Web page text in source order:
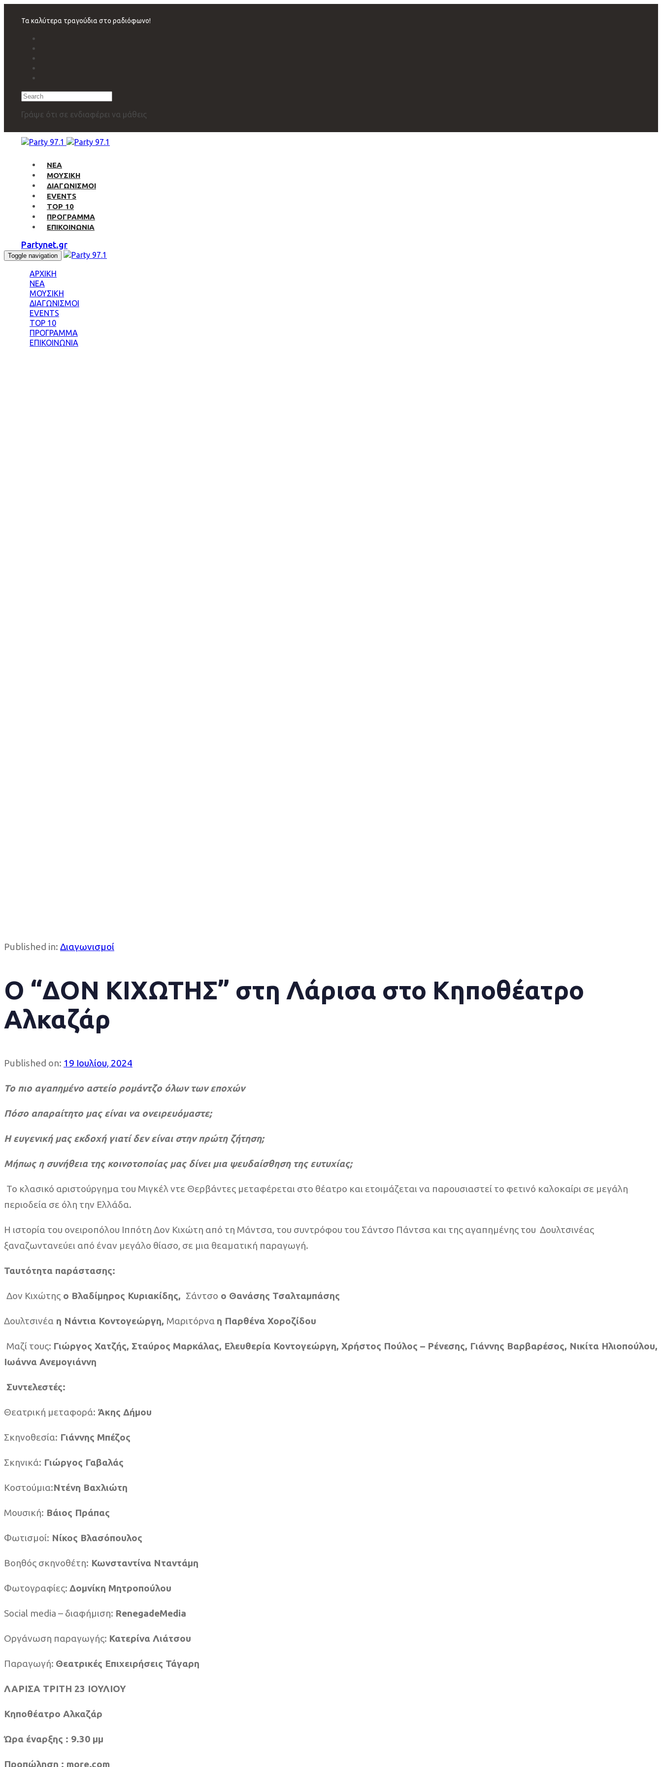
navigation
Τα καλύτερα τραγούδια στο ραδιόφωνο!
Search
Γράψε ότι σε ενδιαφέρει να μάθεις
ΝΕΑ
ΜΟΥΣΙΚΗ
ΔΙΑΓΩΝΙΣΜΟΙ
EVENTS
TOP 10
ΠΡΟΓΡΑΜΜΑ
ΕΠΙΚΟΙΝΩΝΙΑ
Partynet.gr
Toggle navigation
ΑΡΧΙΚΗ
ΝΕΑ
ΜΟΥΣΙΚΗ
ΔΙΑΓΩΝΙΣΜΟΙ
EVENTS
TOP 10
ΠΡΟΓΡΑΜΜΑ
ΕΠΙΚΟΙΝΩΝΙΑ
Published in: Διαγωνισμοί
Ο “ΔΟΝ ΚΙΧΩΤΗΣ” στη Λάρισα στο Κηποθέατρο
Αλκαζάρ
Published on: 19 Ιουλίου, 2024
Το πιο αγαπημένο αστείο ρομάντζο όλων των εποχών
Πόσο απαραίτητο μας είναι να ονειρευόμαστε;
Η ευγενική μας εκδοχή γιατί δεν είναι στην πρώτη ζήτηση;
Μήπως η συνήθεια της κοινοτοποίας μας δίνει μια ψευδαίσθηση της ευτυχίας;
Το κλασικό αριστούργημα του Μιγκέλ ντε Θερβάντες μεταφέρεται στο θέατρο και ετοιμάζεται να παρουσιαστεί το φετινό καλοκαίρι σε μεγάλη
περιοδεία σε όλη την Ελλάδα.
Η ιστορία του ονειροπόλου Ιππότη Δον Κιχώτη από τη Μάντσα, του συντρόφου του Σάντσο Πάντσα και της αγαπημένης του Δουλτσινέας
ξαναζωντανεύει από έναν μεγάλο θίασο, σε μια θεαματική παραγωγή.
Ταυτότητα παράστασης:
Δον Κιχώτης ο Βλαδίμηρος Κυριακίδης, Σάντσο ο Θανάσης Τσαλταμπάσης
Δουλτσινέα η Νάντια Κοντογεώργη, Μαριτόρνα η Παρθένα Χοροζίδου
Μαζί τους: Γιώργος Χατζής, Σταύρος Μαρκάλας, Ελευθερία Κοντογεώργη, Χρήστος Πούλος – Ρένεσης, Γιάννης Βαρβαρέσος, Νικίτα Ηλιοπούλου,
Ιωάννα Ανεμογιάννη
Συντελεστές:
Θεατρική μεταφορά: Άκης Δήμου
Σκηνοθεσία: Γιάννης Μπέζος
Σκηνικά: Γιώργος Γαβαλάς
Κοστούμια:Ντένη Βαχλιώτη
Μουσική: Βάιος Πράπας
Φωτισμοί: Νίκος Βλασόπουλος
Βοηθός σκηνοθέτη: Κωνσταντίνα Νταντάμη
Φωτογραφίες: Δομνίκη Μητροπούλου
Social media – διαφήμιση: RenegadeMedia
Οργάνωση παραγωγής: Κατερίνα Λιάτσου
Παραγωγή: Θεατρικές Επιχειρήσεις Τάγαρη
ΛΑΡΙΣΑ ΤΡΙΤΗ 23 ΙΟΥΛΙΟΥ
Κηποθέατρο Αλκαζάρ
Ώρα έναρξης : 9.30 μμ
Προπώληση : more.com